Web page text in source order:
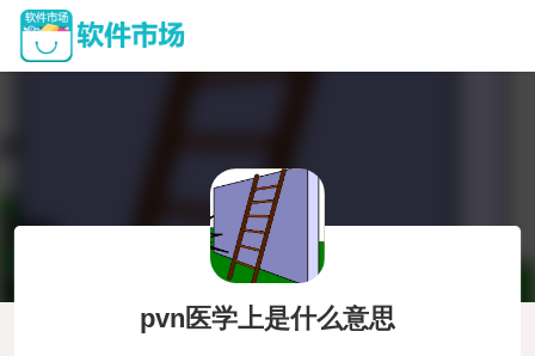
pvn医学上是什么意思